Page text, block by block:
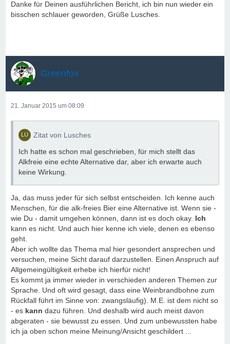
Danke für Deinen ausführlichen Bericht, ich bin nun wieder ein
bisschen schlauer geworden, Grüße Lusches.
Greenfox
21. Januar 2015 um 08:09
Zitat von Lusches
Ich hatte es schon mal geschrieben, für mich stellt das
Alkfreie eine echte Alternative dar, aber ich erwarte auch
keine Wirkung.
Ja, das muss jeder für sich selbst entscheiden. Ich kenne auch
Menschen, für die alk-freies Bier eine Alternative ist. Wenn sie -
wie Du - damit umgehen können, dann ist es doch okay. Ich
kann es nicht. Und auch hier kenne ich viele, denen es ebenso
geht.
Aber ich wollte das Thema mal hier gesondert ansprechen und
versuchen, meine Sicht darauf darzustellen. Einen Anspruch auf
Allgemeingültigkeit erhebe ich hierfür nicht!
Es kommt ja immer wieder in verschieden anderen Themen zur
Sprache. Und oft wird gesagt, dass eine Weinbrandbohne zum
Rückfall führt im Sinne von: zwangsläufig). M.E. ist dem nicht so
- es kann dazu führen. Und deshalb wird auch meist davon
abgeraten - sie bewusst zu essen. Und zum unbewussten habe
ich ja oben schon meine Meinung/Ansicht geschildert ...